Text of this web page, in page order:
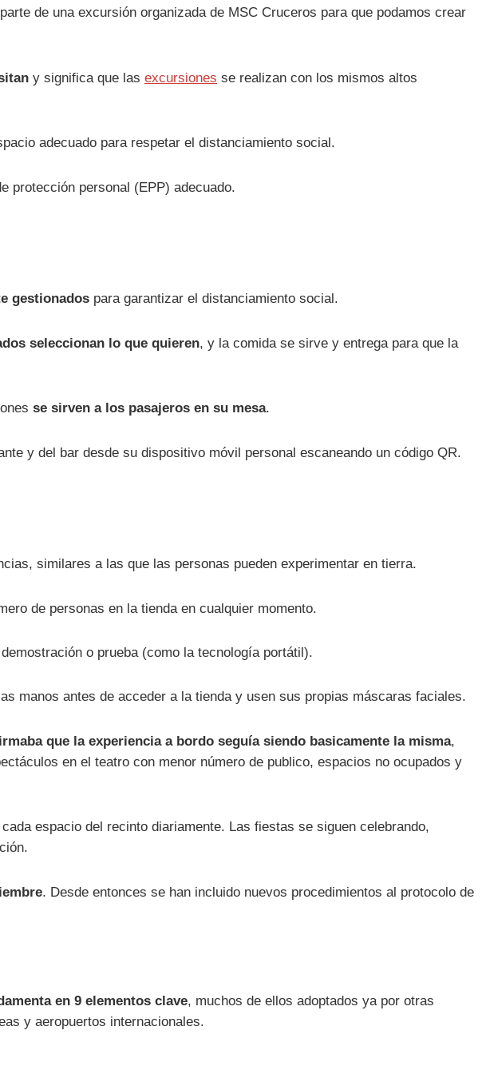
de una excursión organizada de MSC Cruceros para que podamos crear
y significa que las excursiones se realizan con los mismos altos
adecuado para respetar el distanciamiento social.
protección personal (EPP) adecuado.
gestionados para garantizar el distanciamiento social.
seleccionan lo que quieren, y la comida se sirve y entrega para que la
se sirven a los pasajeros en su mesa.
y del bar desde su dispositivo móvil personal escaneando un código QR.
similares a las que las personas pueden experimentar en tierra.
de personas en la tienda en cualquier momento.
o prueba (como la tecnología portátil).
manos antes de acceder a la tienda y usen sus propias máscaras faciales.
que la experiencia a bordo seguía siendo basicamente la misma,
en el teatro con menor número de publico, espacios no ocupados y
espacio del recinto diariamente. Las fiestas se siguen celebrando,
. Desde entonces se han incluido nuevos procedimientos al protocolo de
en 9 elementos clave, muchos de ellos adoptados ya por otras
y aeropuertos internacionales.